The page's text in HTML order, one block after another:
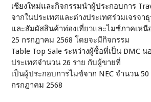
เชียงใหม่และกิจกรรมนำผู้ประกอบการ
จากในประเทศและต่างประเทศร่วมเจรจา
และสัมผัสสินค้าท่องเที่ยวและไมซ์ภาคเหนื
25 กรกฎาคม 2568 โดยจะมีกิจกรรม
Table Top Sale ระหว่างผู้ซื้อที่เป็น DMC
ประเทศจำนวน 26 ราย กับผู้ขายที่
เป็นผู้ประกอบการไมซ์จาก NEC จำนวน
กรกฎาคม 2568